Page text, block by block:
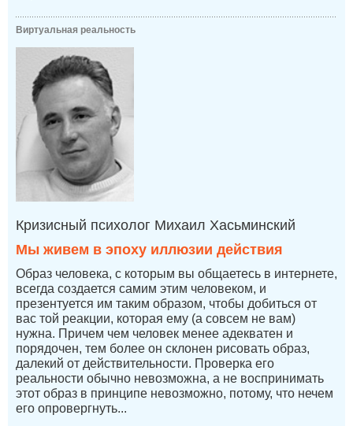
Виртуальная реальность
Кризисный психолог Михаил Хасьминский
Мы живем в эпоху иллюзии действия
Образ человека, с которым вы общаетесь в интернете,
всегда создается самим этим человеком, и
презентуется им таким образом, чтобы добиться от
вас той реакции, которая ему (а совсем не вам)
нужна. Причем чем человек менее адекватен и
порядочен, тем более он склонен рисовать образ,
далекий от действительности. Проверка его
реальности обычно невозможна, а не воспринимать
этот образ в принципе невозможно, потому, что нечем
его опровергнуть...